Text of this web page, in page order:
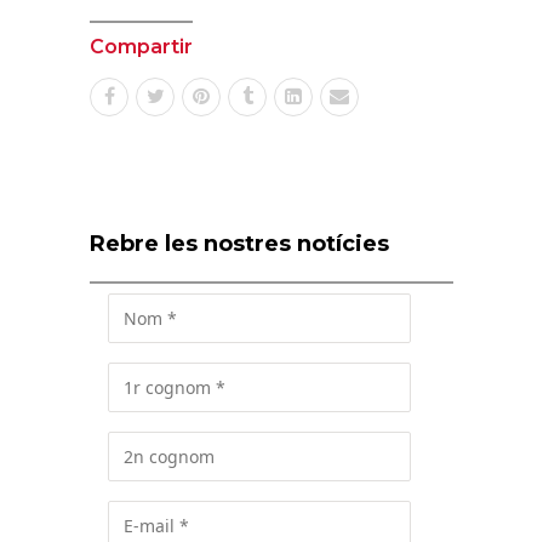
Compartir
Rebre les nostres notícies